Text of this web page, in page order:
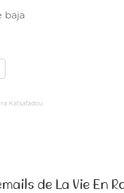
baja
Katsafadou.
de La Vie En